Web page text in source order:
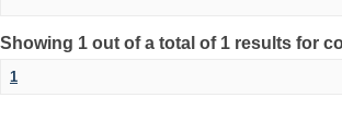
Showing 1 out of a total of 1 results for
1